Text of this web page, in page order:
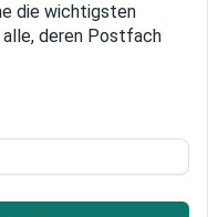
China
in
Putin
die wichtigsten
deren Postfach